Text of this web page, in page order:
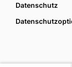
Datenschutz